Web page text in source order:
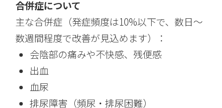
合併症について
主な合併症（発症頻度は10%以下で、数日〜
数週間程度で改善が見込めます）：
会陰部の痛みや不快感、残便感
出血
血尿
排尿障害（頻尿・排尿困難）